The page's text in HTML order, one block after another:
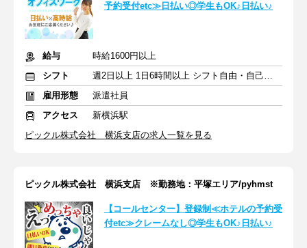
予約受付etc≫日払い◎学生もOK♪日払い♪
給与
時給1600円以上
シフト
週2日以上 1日6時間以上 シフト自由・自己申告
雇用形態
派遣社員
アクセス
新横浜駅
ピックル株式会社 横浜支店の求人一覧を見る
ピックル株式会社 横浜支店 ※勤務地：平塚エリア/pyhmst
【コールセンター】登録制≪ホテルの予約受
付etc≫クレームなし◎学生もOK♪日払い♪